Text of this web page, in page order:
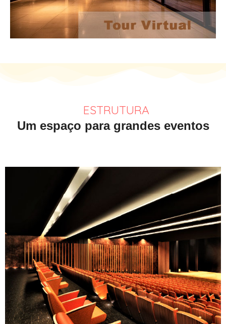
ESTRUTURA
Um espaço para grandes eventos